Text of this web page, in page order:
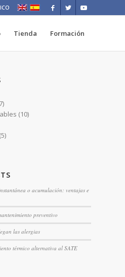
Tienda Formación
(10)
(5)
o acumulación: ventajas e
preventivo
las alergias
térmico alternativa al SATE